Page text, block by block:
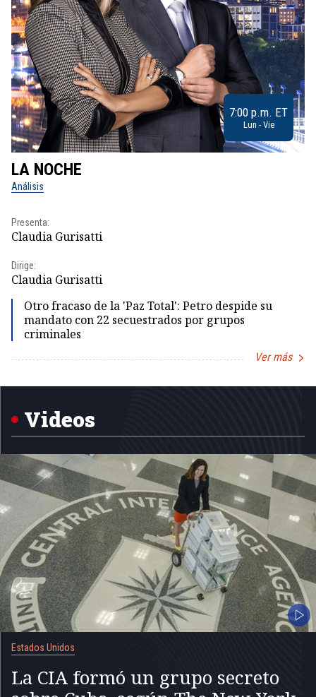
7:00 p.m. ET
Lun - Vie
LA NOCHE
Análisis
Presenta:
Claudia Gurisatti
Dirige:
Claudia Gurisatti
Otro fracaso de la 'Paz Total': Petro despide su
mandato con 22 secuestrados por grupos
criminales
Ver más
Videos
Estados Unidos
La CIA formó un grupo secreto